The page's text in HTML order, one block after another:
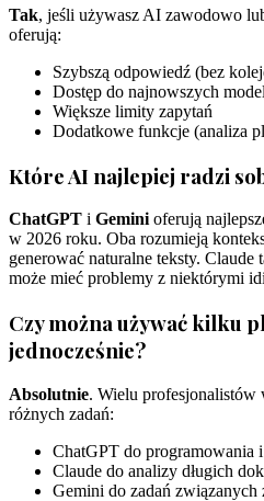
Tak, jeśli używasz AI zawodowo
oferują:
Szybszą odpowiedź (bez
Dostęp do najnowszych
Większe limity zapytań
Dodatkowe funkcje (analiza
Które AI najlepiej radzi
ChatGPT i Gemini oferują
w 2026 roku. Oba rozumieją
generować naturalne teksty. Claude
może mieć problemy z niektórymi
Czy można używać kilku
jednocześnie?
Absolutnie. Wielu
różnych zadań:
ChatGPT do programowania
Claude do analizy długich
Gemini do zadań związanych